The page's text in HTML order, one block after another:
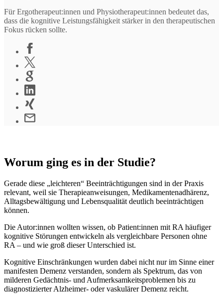
Für Ergotherapeut:innen und Physiotherapeut:innen bedeutet das,
dass die kognitive Leistungsfähigkeit stärker in den therapeutischen
Fokus rücken sollte.
Worum ging es in der Studie?
Gerade diese „leichteren“ Beeinträchtigungen sind in der Praxis
relevant, weil sie Therapieanweisungen, Medikamentenadhärenz,
Alltagsbewältigung und Lebensqualität deutlich beeinträchtigen
können.
Die Autor:innen wollten wissen, ob Patient:innen mit RA häufiger
kognitive Störungen entwickeln als vergleichbare Personen ohne
RA – und wie groß dieser Unterschied ist.
Kognitive Einschränkungen wurden dabei nicht nur im Sinne einer
manifesten Demenz verstanden, sondern als Spektrum, das von
milderen Gedächtnis- und Aufmerksamkeitsproblemen bis zu
diagnostizierter Alzheimer- oder vaskulärer Demenz reicht.